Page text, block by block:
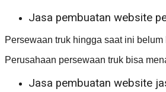
Jasa pembuatan website
Persewaan truk hingga saat ini
Perusahaan persewaan truk bisa
Jasa pembuatan website